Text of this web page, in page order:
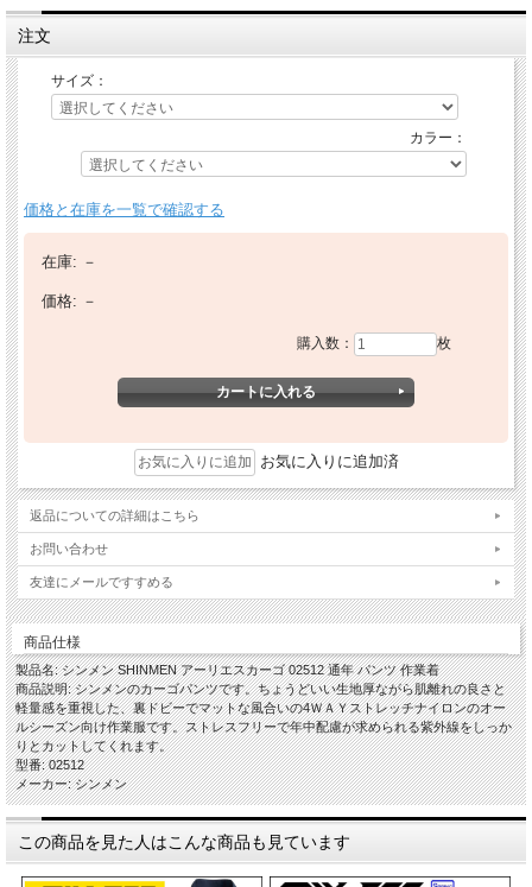
注文
サイズ：
カラー：
価格と在庫を一覧で確認する
在庫: －
価格: －
購入数： 枚
お気に入りに追加済
返品についての詳細はこちら
お問い合わせ
友達にメールですすめる
商品仕様
製品名: シンメン SHINMEN アーリエスカーゴ 02512 通年 パンツ 作業着
商品説明: シンメンのカーゴパンツです。ちょうどいい生地厚ながら肌離れの良さと
軽量感を重視した、裏ドビーでマットな風合いの4ＷＡＹストレッチナイロンのオー
ルシーズン向け作業服です。ストレスフリーで年中配慮が求められる紫外線をしっか
りとカットしてくれます。
型番: 02512
メーカー: シンメン
この商品を見た人はこんな商品も見ています